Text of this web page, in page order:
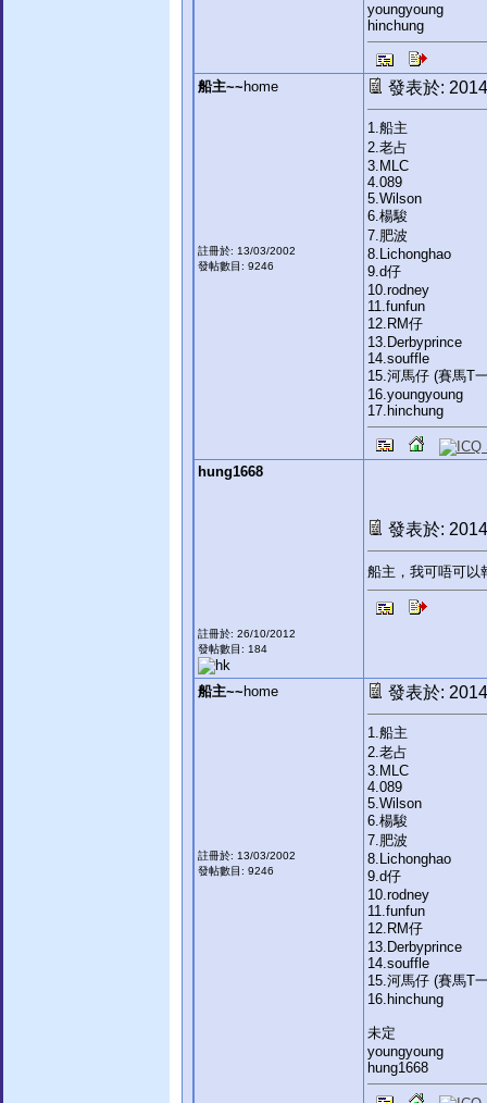
youngyoung
hinchung
船主~~ home
註冊於: 13/03/2002
發帖數目: 9246
發表於:
1.船主
2.老占
3.MLC
4.089
5.Wilson
6.楊駿
7.肥波
8.Lichonghao
9.d仔
10.rodney
11.funfun
12.RM仔
13.Derbyprince
14.souffle
15.河馬仔 (賽馬T
16.youngyoung
17.hinchung
hung1668
註冊於: 26/10/2012
發帖數目: 184
發表於:
船主，我可唔可
船主~~ home
註冊於: 13/03/2002
發帖數目: 9246
發表於:
1.船主
2.老占
3.MLC
4.089
5.Wilson
6.楊駿
7.肥波
8.Lichonghao
9.d仔
10.rodney
11.funfun
12.RM仔
13.Derbyprince
14.souffle
15.河馬仔 (賽馬T
16.hinchung
未定
youngyoung
hung1668